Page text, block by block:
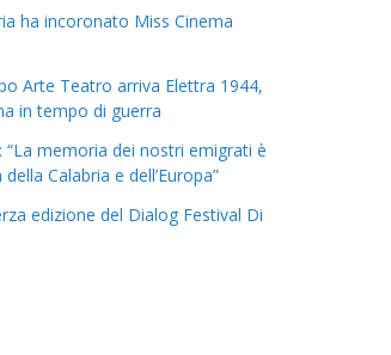
ha incoronato Miss Cinema
Arte Teatro arriva Elettra 1944,
in tempo di guerra
“La memoria dei nostri emigrati è
Calabria e dell’Europa”
edizione del Dialog Festival Di